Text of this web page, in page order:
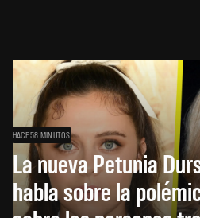
HACE 58 MINUTOS
La nueva Petunia
habla sobre la